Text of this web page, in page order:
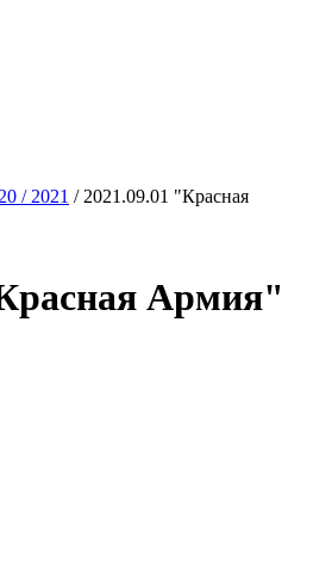
/ 2021 / 2021.09.01 "Красная
Армия"